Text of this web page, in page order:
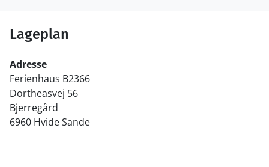
Lageplan
Adresse
Ferienhaus B2366
Dortheasvej 56
Bjerregård
6960 Hvide Sande